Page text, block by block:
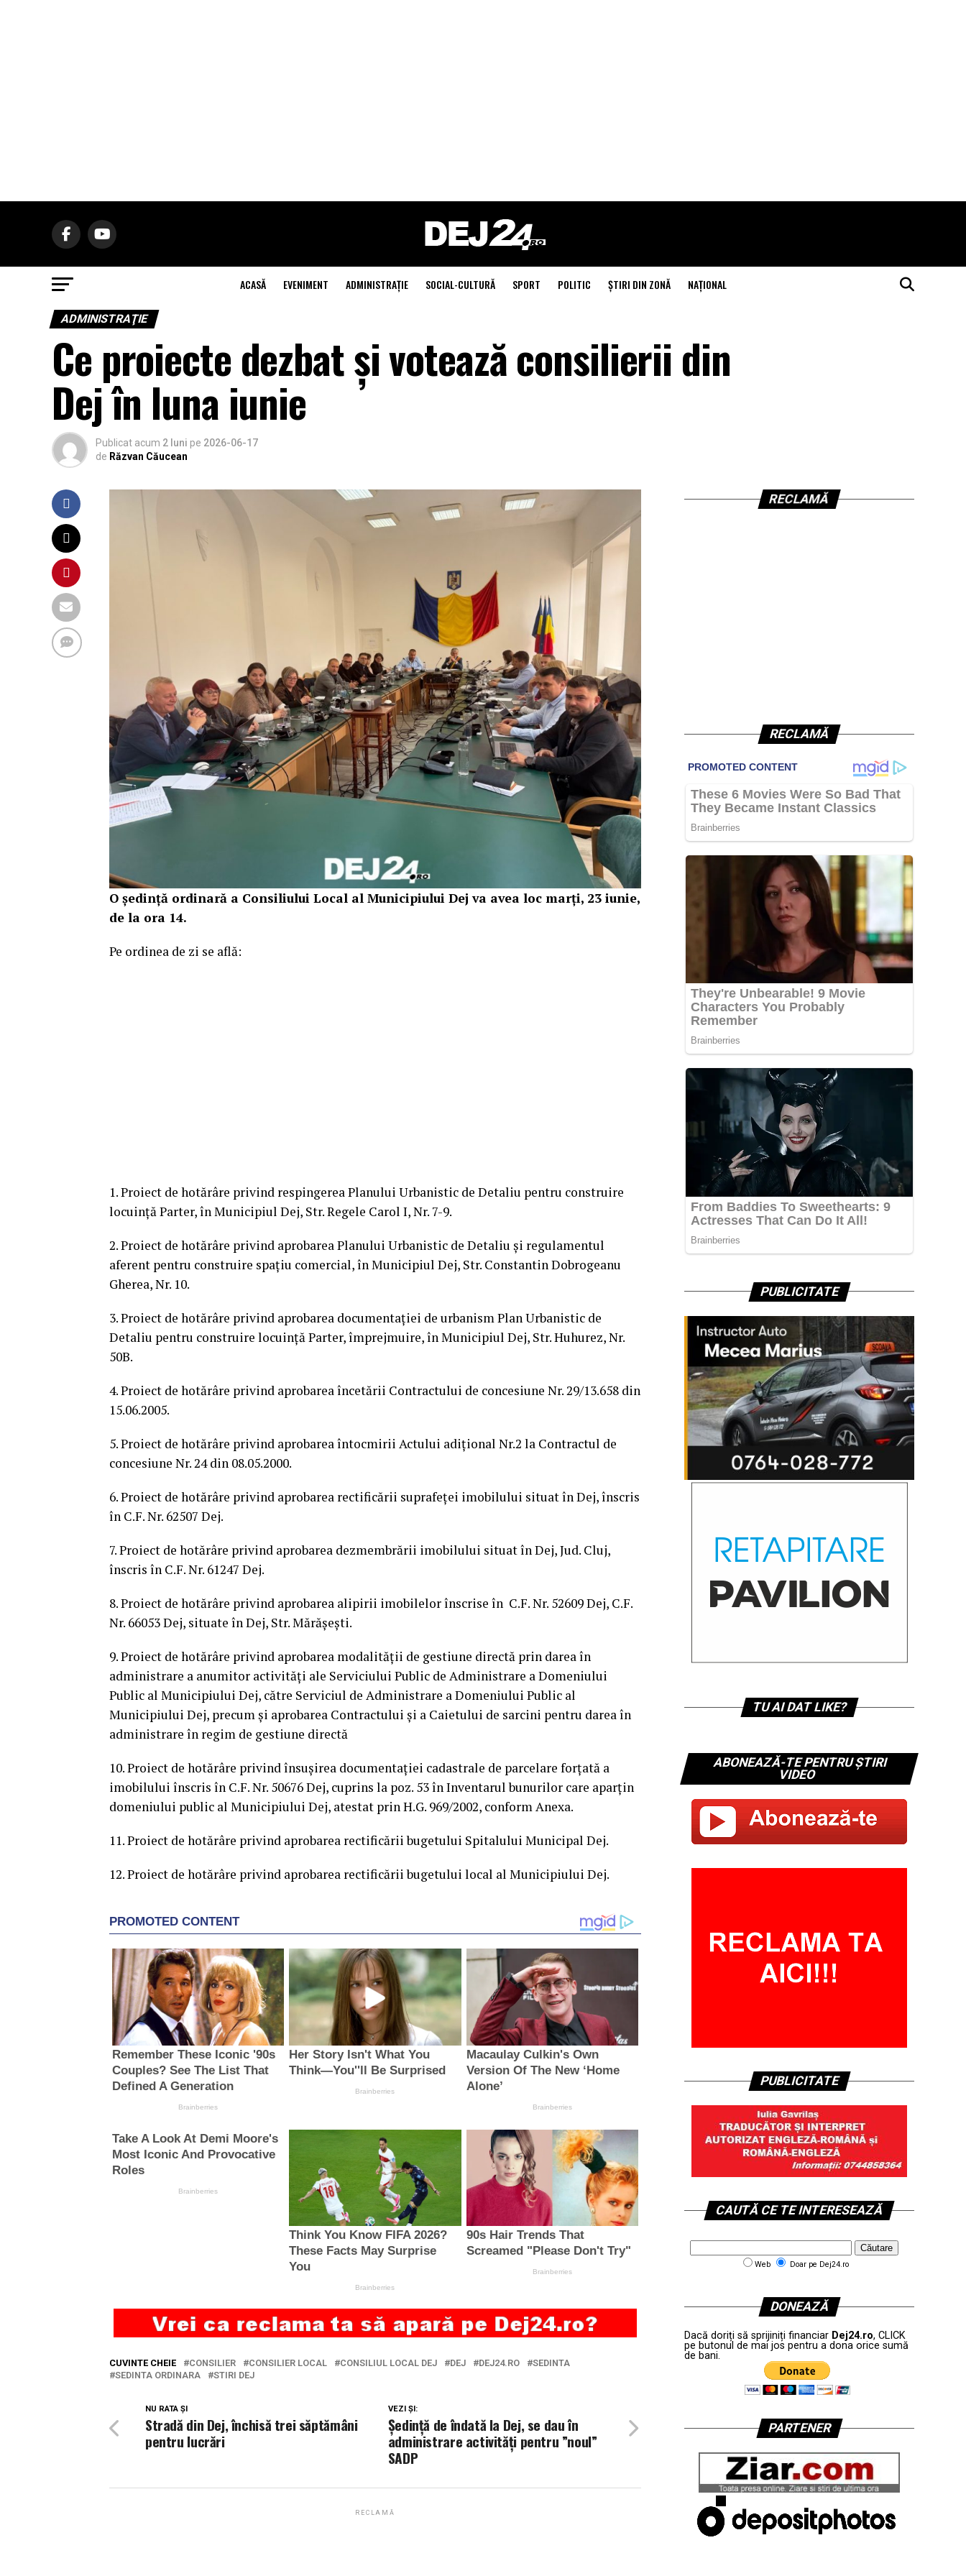
ACASĂ EVENIMENT ADMINISTRAŢIE SOCIAL-CULTURĂ SPORT POLITIC ŞTIRI DIN ZONĂ NAŢIONAL
ADMINISTRAŢIE
Ce proiecte dezbat și votează consilierii din
Dej în luna iunie
Publicat acum 2 luni pe 2026-06-17
de Răzvan Căucean
O ședință ordinară a Consiliului Local al Municipiului Dej va avea loc marți, 23 iunie,
de la ora 14.
Pe ordinea de zi se află:
1. Proiect de hotărâre privind respingerea Planului Urbanistic de Detaliu pentru construire
locuință Parter, în Municipiul Dej, Str. Regele Carol I, Nr. 7-9.
2. Proiect de hotărâre privind aprobarea Planului Urbanistic de Detaliu și regulamentul
aferent pentru construire spațiu comercial, în Municipiul Dej, Str. Constantin Dobrogeanu
Gherea, Nr. 10.
3. Proiect de hotărâre privind aprobarea documentației de urbanism Plan Urbanistic de
Detaliu pentru construire locuință Parter, împrejmuire, în Municipiul Dej, Str. Huhurez, Nr.
50B.
4. Proiect de hotărâre privind aprobarea încetării Contractului de concesiune Nr. 29/13.658 din
15.06.2005.
5. Proiect de hotărâre privind aprobarea întocmirii Actului adițional Nr.2 la Contractul de
concesiune Nr. 24 din 08.05.2000.
6. Proiect de hotărâre privind aprobarea rectificării suprafeței imobilului situat în Dej, înscris
în C.F. Nr. 62507 Dej.
7. Proiect de hotărâre privind aprobarea dezmembrării imobilului situat în Dej, Jud. Cluj,
înscris în C.F. Nr. 61247 Dej.
8. Proiect de hotărâre privind aprobarea alipirii imobilelor înscrise în C.F. Nr. 52609 Dej, C.F.
Nr. 66053 Dej, situate în Dej, Str. Mărășești.
9. Proiect de hotărâre privind aprobarea modalității de gestiune directă prin darea în
administrare a anumitor activități ale Serviciului Public de Administrare a Domeniului
Public al Municipiului Dej, către Serviciul de Administrare a Domeniului Public al
Municipiului Dej, precum și aprobarea Contractului și a Caietului de sarcini pentru darea în
administrare în regim de gestiune directă
10. Proiect de hotărâre privind însușirea documentației cadastrale de parcelare forțată a
imobilului înscris în C.F. Nr. 50676 Dej, cuprins la poz. 53 în Inventarul bunurilor care aparțin
domeniului public al Municipiului Dej, atestat prin H.G. 969/2002, conform Anexa.
11. Proiect de hotărâre privind aprobarea rectificării bugetului Spitalului Municipal Dej.
12. Proiect de hotărâre privind aprobarea rectificării bugetului local al Municipiului Dej.
CUVINTE CHEIE CONSILIER CONSILIER LOCAL CONSILIUL LOCAL DEJ DEJ DEJ24.RO
SEDINTA
SEDINTA ORDINARA
STIRI DEJ
VEZI ȘI:
Ședință de îndată la Dej, se dau în
administrare activități pentru ”noul”
SADP
NU RATA ȘI
Stradă din Dej, închisă trei săptămâni
pentru lucrări
RECLAMĂ
RECLAMĂ
RECLAMĂ
PUBLICITATE
TU AI DAT LIKE?
ABONEAZĂ-TE PENTRU ȘTIRI
VIDEO
PUBLICITATE
CAUTĂ CE TE INTERESEAZĂ
Web Doar pe Dej24.ro
DONEAZĂ
Dacă doriți să sprijiniți financiar Dej24.ro, CLICK
pe butonul de mai jos pentru a dona orice sumă
de bani.
PARTENER